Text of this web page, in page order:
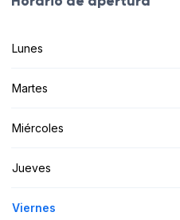
Lunes
Martes
Miércoles
Jueves
Viernes